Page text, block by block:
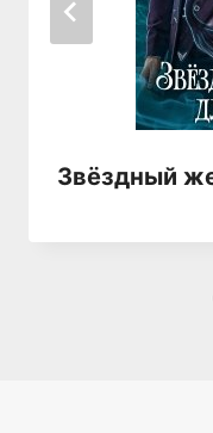
Звёздный